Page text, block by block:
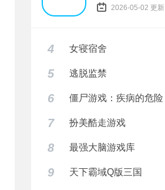
2026-05-02 更新
4 女寝宿舍
5 逃脱监禁
6 僵尸游戏：疾病的危险
7 扮美酷走游戏
8 最强大脑游戏库
9 天下霸域Q版三国